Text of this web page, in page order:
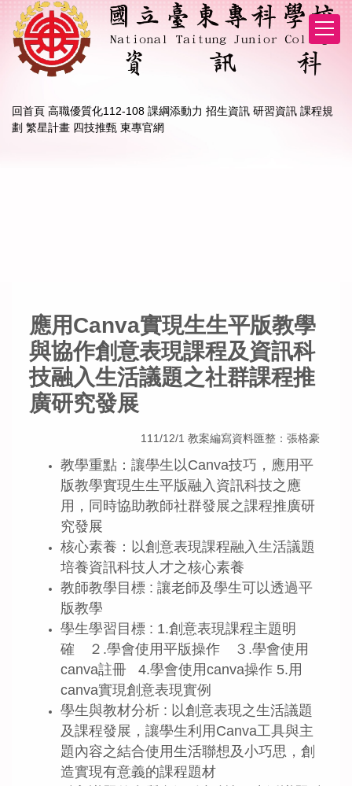
到
主
要
區
回首頁 高職優質化112-108 課綱添動力 招生資訊 研習資訊 課程規
劃 繁星計畫 四技推甄 東專官網
應用Canva實現生生平版教學
與協作創意表現課程及資訊科
技融入生活議題之社群課程推
廣研究發展
111/12/1 教案編寫資料匯整：張格豪
教學重點：讓學生以Canva技巧，應用平
版教學實現生生平版融入資訊科技之應
用，同時協助教師社群發展之課程推廣研
究發展
核心素養：以創意表現課程融入生活議題
培養資訊科技人才之核心素養
教師教學目標 : 讓老師及學生可以透過平
版教學
學生學習目標 : 1.創意表現課程主題明
確 ２.學會使用平版操作 ３.學會使用
canva註冊 4.學會使用canva操作 5.用
canva實現創意表現實例
學生與教材分析 : 以創意表現之生活議題
及課程發展，讓學生利用Canva工具與主
題內容之結合使用生活聯想及小巧思，創
造實現有意義的課程題材